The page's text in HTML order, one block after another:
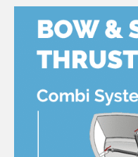
Ho letto, compreso
Acconsento al
direct marketing